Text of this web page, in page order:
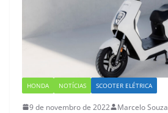
HONDA NOTÍCIAS SCOOTER ELÉTRICA
9 de novembro de 2022 Marcelo Souza